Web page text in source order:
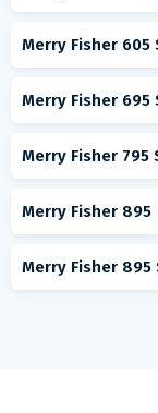
Merry Fisher 605
Merry Fisher 695
Merry Fisher 795
Merry Fisher 895
Merry Fisher 895